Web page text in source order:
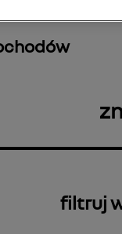
filtruj